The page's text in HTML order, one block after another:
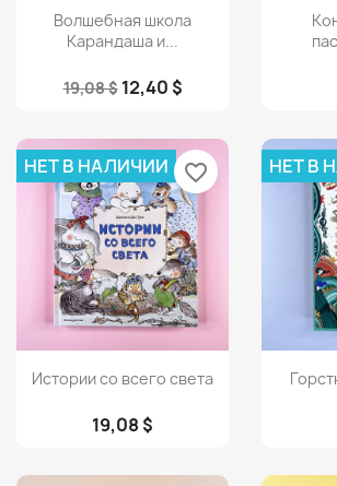
Просмотр
Волшебная школа
Карандаша и...
19,08 $ 12,40 $

Просмотр
Истории со всего света
19,08 $
НЕТ В НАЛИЧИИ favorite_border

НЕТ В